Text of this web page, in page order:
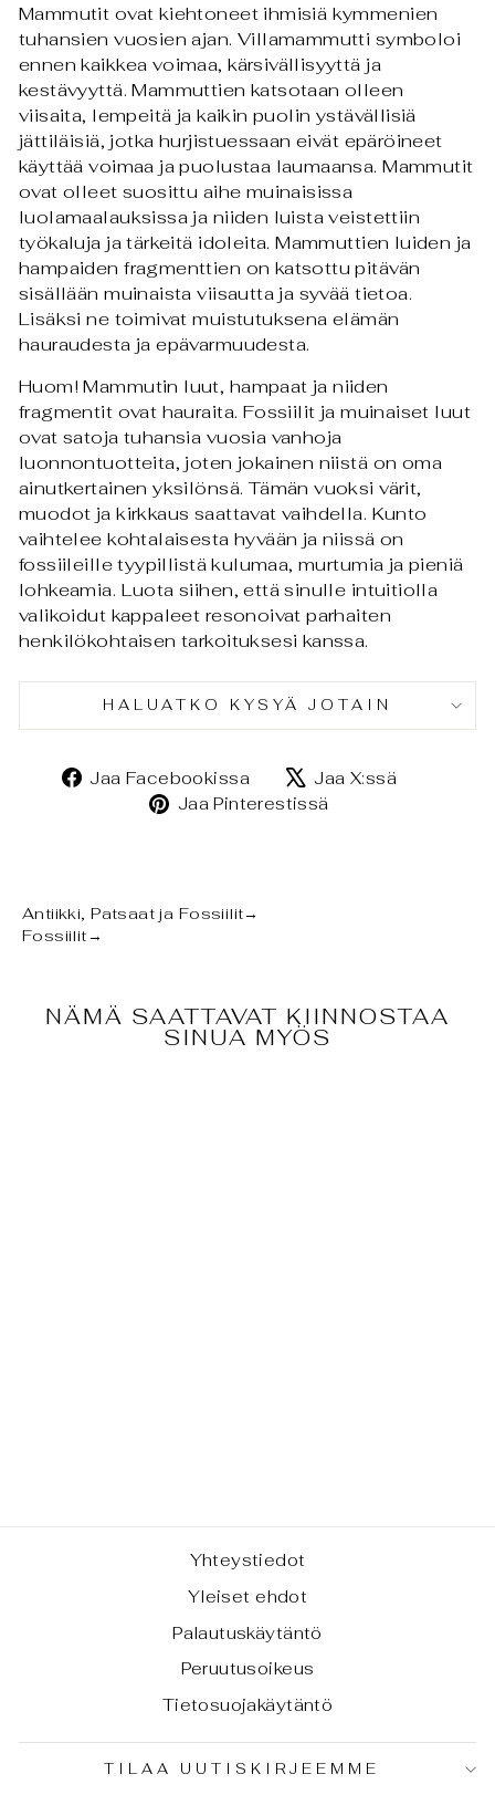
Mammutit ovat kiehtoneet ihmisiä kymmenien
tuhansien vuosien ajan. Villamammutti symboloi
ennen kaikkea voimaa, kärsivällisyyttä ja
kestävyyttä. Mammuttien katsotaan olleen
viisaita, lempeitä ja kaikin puolin ystävällisiä
jättiläisiä, jotka hurjistuessaan eivät epäröineet
käyttää voimaa ja puolustaa laumaansa. Mammutit
ovat olleet suosittu aihe muinaisissa
luolamaalauksissa ja niiden luista veistettiin
työkaluja ja tärkeitä idoleita. Mammuttien luiden ja
hampaiden fragmenttien on katsottu pitävän
sisällään muinaista viisautta ja syvää tietoa.
Lisäksi ne toimivat muistutuksena elämän
hauraudesta ja epävarmuudesta.
Huom! Mammutin luut, hampaat ja niiden
fragmentit ovat hauraita. Fossiilit ja muinaiset luut
ovat satoja tuhansia vuosia vanhoja
luonnontuotteita, joten jokainen niistä on oma
ainutkertainen yksilönsä. Tämän vuoksi värit,
muodot ja kirkkaus saattavat vaihdella. Kunto
vaihtelee kohtalaisesta hyvään ja niissä on
fossiileille tyypillistä kulumaa, murtumia ja pieniä
lohkeamia. Luota siihen, että sinulle intuitiolla
valikoidut kappaleet resonoivat parhaiten
henkilökohtaisen tarkoituksesi kanssa.
HALUATKO KYSYÄ JOTAIN
Jaa Facebookissa
Jaa
Facebookissa
Jaa X:ssä
Jaa Pinterestissä
Antiikki, Patsaat ja Fossiilit→
Fossiilit→
NÄMÄ SAATTAVAT KIINNOSTAA
SINUA MYÖS
Yhteystiedot
Yleiset ehdot
Palautuskäytäntö
Peruutusoikeus
Tietosuojakäytäntö
TILAA UUTISKIRJEEMME